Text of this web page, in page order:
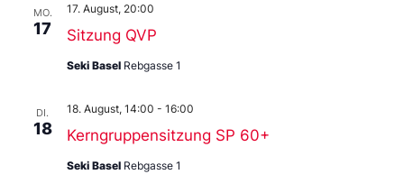
MO.
17 Sitzung QVP
17. August, 20:00
Seki Basel Rebgasse 1
DI.
18 Kerngruppensitzung SP 60+
18. August, 14:00 - 16:00
Seki Basel Rebgasse 1